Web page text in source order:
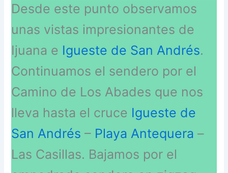
Desde este punto observamos
unas vistas impresionantes de
Ijuana e Igueste de San Andrés.
Continuamos el sendero por el
Camino de Los Abades que nos
lleva hasta el cruce Igueste de
San Andrés – Playa Antequera –
Las Casillas. Bajamos por el